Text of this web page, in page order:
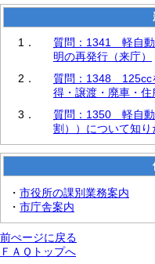
1．
質問：1341 軽自動
明の再発行（来庁）
2．
質問：1348 125cc
得・譲渡・廃車・
3．
質問：1350 軽自動
割））について知り
・ 市役所の課別業務案内
・ 市庁舎案内
前ぺージに戻る
ＦＡＱトップへ